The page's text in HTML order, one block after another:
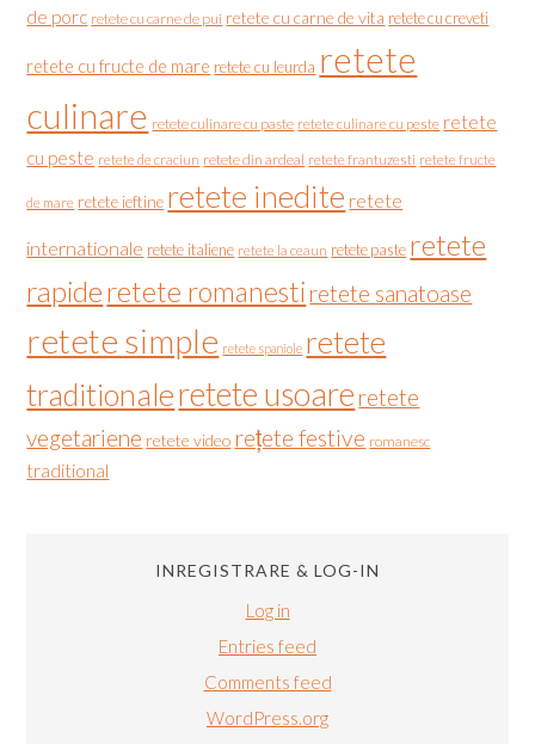
de porc retete cu carne de pui retete cu carne de vita retete cu creveti
retete cu fructe de mare retete cu leurda retete
culinare retete culinare cu paste retete culinare cu peste retete
cu peste retete de craciun retete din ardeal retete frantuzesti retete fructe
de mare retete ieftine retete inedite retete
internationale retete italiene retete la ceaun retete paste retete
rapideretete romanesti retete sanatoase
retete simple retete spaniole retete
traditionaleretete usoare retete
vegetariene retete video rețete festive romanesc
traditional
INREGISTRARE & LOG-IN
Log in
Entries feed
Comments feed
WordPress.org